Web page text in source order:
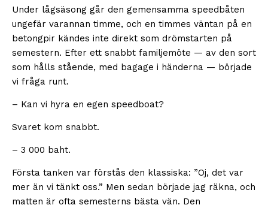
Under lågsäsong går den gemensamma speedbåten
ungefär varannan timme, och en timmes väntan på en
betongpir kändes inte direkt som drömstarten på
semestern. Efter ett snabbt familjemöte — av den sort
som hålls stående, med bagage i händerna — började
vi fråga runt.
– Kan vi hyra en egen speedboat?
Svaret kom snabbt.
– 3 000 baht.
Första tanken var förstås den klassiska: ”Oj, det var
mer än vi tänkt oss.” Men sedan började jag räkna, och
matten är ofta semesterns bästa vän. Den